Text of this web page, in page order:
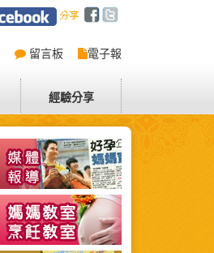
留言板 電子報
經驗分享